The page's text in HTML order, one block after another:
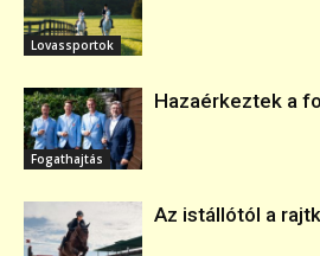
Lovassportok
Fogathajtás
Hazaérkeztek a
Az istállótól a